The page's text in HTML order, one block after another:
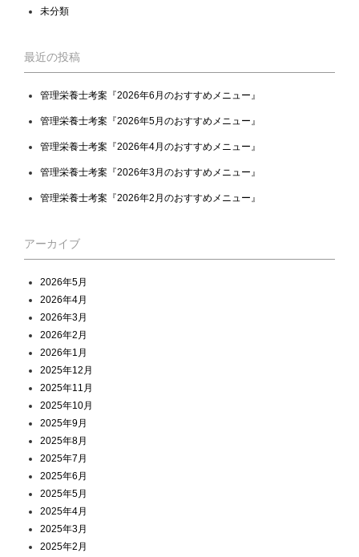
未分類
最近の投稿
管理栄養士考案『2026年6月のおすすめメニュー』
管理栄養士考案『2026年5月のおすすめメニュー』
管理栄養士考案『2026年4月のおすすめメニュー』
管理栄養士考案『2026年3月のおすすめメニュー』
管理栄養士考案『2026年2月のおすすめメニュー』
アーカイブ
2026年5月
2026年4月
2026年3月
2026年2月
2026年1月
2025年12月
2025年11月
2025年10月
2025年9月
2025年8月
2025年7月
2025年6月
2025年5月
2025年4月
2025年3月
2025年2月